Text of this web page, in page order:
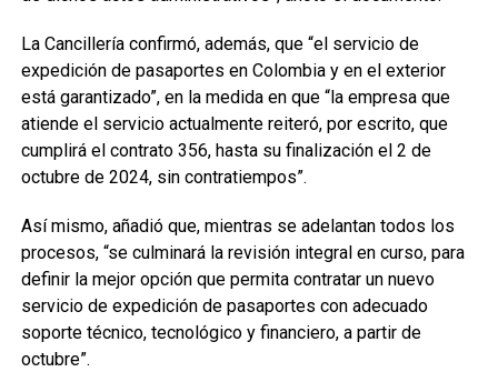
La Cancillería confirmó, además, que “el servicio de
expedición de pasaportes en Colombia y en el exterior
está garantizado”, en la medida en que “la empresa que
atiende el servicio actualmente reiteró, por escrito, que
cumplirá el contrato 356, hasta su finalización el 2 de
octubre de 2024, sin contratiempos”.
Así mismo, añadió que, mientras se adelantan todos los
procesos, “se culminará la revisión integral en curso, para
definir la mejor opción que permita contratar un nuevo
servicio de expedición de pasaportes con adecuado
soporte técnico, tecnológico y financiero, a partir de
octubre”.